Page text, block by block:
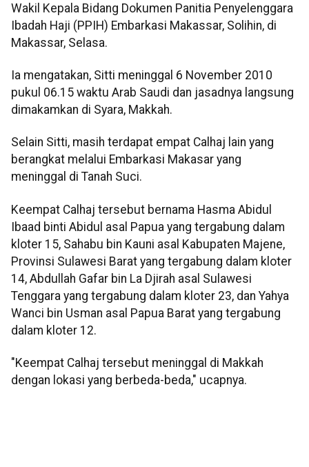
Wakil Kepala Bidang Dokumen Panitia Penyelenggara
Ibadah Haji (PPIH) Embarkasi Makassar, Solihin, di
Makassar, Selasa.
Ia mengatakan, Sitti meninggal 6 November 2010
pukul 06.15 waktu Arab Saudi dan jasadnya langsung
dimakamkan di Syara, Makkah.
Selain Sitti, masih terdapat empat Calhaj lain yang
berangkat melalui Embarkasi Makasar yang
meninggal di Tanah Suci.
Keempat Calhaj tersebut bernama Hasma Abidul
Ibaad binti Abidul asal Papua yang tergabung dalam
kloter 15, Sahabu bin Kauni asal Kabupaten Majene,
Provinsi Sulawesi Barat yang tergabung dalam kloter
14, Abdullah Gafar bin La Djirah asal Sulawesi
Tenggara yang tergabung dalam kloter 23, dan Yahya
Wanci bin Usman asal Papua Barat yang tergabung
dalam kloter 12.
"Keempat Calhaj tersebut meninggal di Makkah
dengan lokasi yang berbeda-beda," ucapnya.